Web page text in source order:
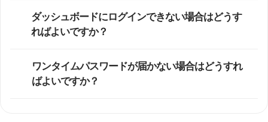
ダッシュボードにログインできない場合はどうす
ればよいですか？
ワンタイムパスワードが届かない場合はどうすれ
ばよいですか？